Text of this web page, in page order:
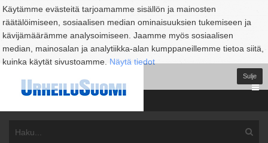
Käytämme evästeitä tarjoamamme sisällön ja mainosten
räätälöimiseen, sosiaalisen median ominaisuuksien tukemiseen ja
kävijämäärämme analysoimiseen. Jaamme myös sosiaalisen
median, mainosalan ja analytiikka-alan kumppaneillemme tietoa siitä,
kuinka käytät sivustoamme. Näytä tiedot
Sulje